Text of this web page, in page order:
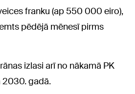
franku (ap 550 000 eiro),
pēdējā mēnesī pirms
izlasi arī no nākamā PK
2030. gadā.